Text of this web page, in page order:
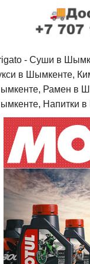
- Cуши в
в Шымкенте,
Рамен в
Напитки